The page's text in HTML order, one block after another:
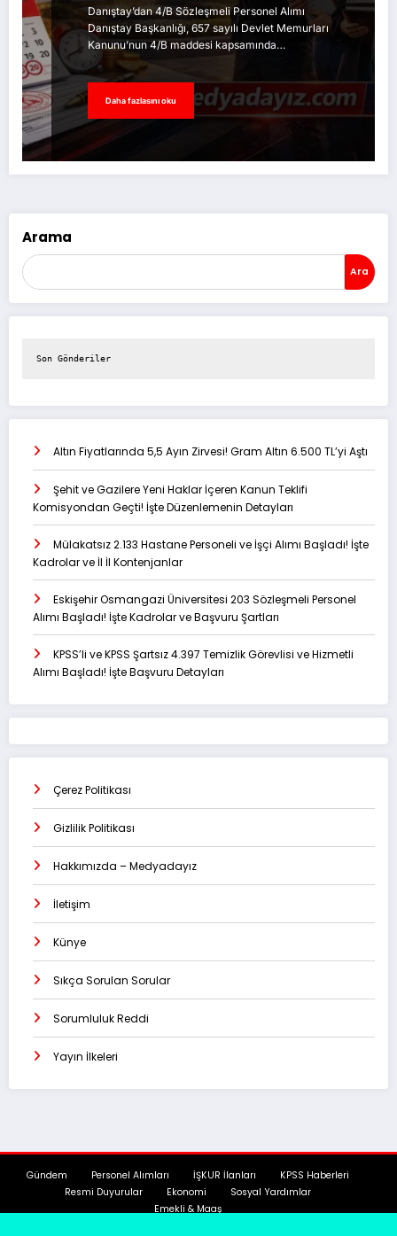
Danıştay’dan 4/B Sözleşmeli Personel Alımı
Danıştay Başkanlığı, 657 sayılı Devlet Memurları
Kanunu’nun 4/B maddesi kapsamında…
Daha fazlasını oku
Arama
Ara
Son Gönderiler
Altın Fiyatlarında 5,5 Ayın Zirvesi! Gram Altın 6.500 TL’yi Aştı
Şehit ve Gazilere Yeni Haklar İçeren Kanun Teklifi
Komisyondan Geçti! İşte Düzenlemenin Detayları
Mülakatsız 2.133 Hastane Personeli ve İşçi Alımı Başladı! İşte
Kadrolar ve İl İl Kontenjanlar
Eskişehir Osmangazi Üniversitesi 203 Sözleşmeli Personel
Alımı Başladı! İşte Kadrolar ve Başvuru Şartları
KPSS’li ve KPSS Şartsız 4.397 Temizlik Görevlisi ve Hizmetli
Alımı Başladı! İşte Başvuru Detayları
Çerez Politikası
Gizlilik Politikası
Hakkımızda – Medyadayız
İletişim
Künye
Sıkça Sorulan Sorular
Sorumluluk Reddi
Yayın İlkeleri
Gündem Personel Alımları İŞKUR İlanları
KPSS Haberleri
Resmi Duyurular
Ekonomi
Sosyal Yardımlar
Emekli & Maaş